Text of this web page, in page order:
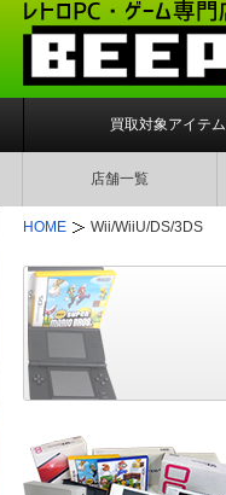
買取対象アイテム
店舗一覧
HOME Wii/WiiU/DS/3DS